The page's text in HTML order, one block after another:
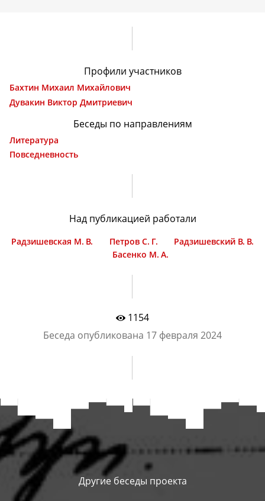
Профили участников
Бахтин Михаил Михайлович
Дувакин Виктор Дмитриевич
Беседы по направлениям
Литература
Повседневность
Над публикацией работали
Радзишевская М. В. Петров С. Г.
Радзишевский В. В.
Басенко М. А.
1154
Беседа опубликована 17 февраля 2024
Другие беседы проекта